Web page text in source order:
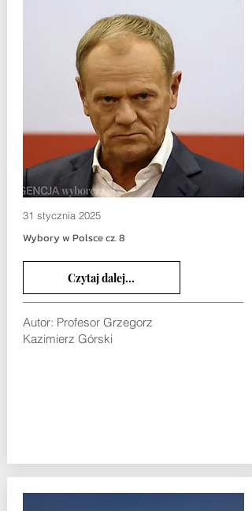
31 stycznia 2025
Wybory w Polsce cz. 8
Czytaj dalej...
Autor: Profesor Grzegorz
Kazimierz Górski